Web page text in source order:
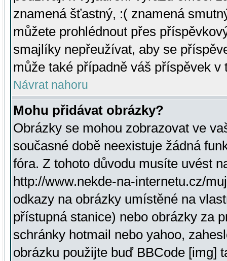
znamená šťastný, :( znamená
můžete prohlédnout přes
smajlíky nepřeužívat, aby se
může také případně váš příspěvek v
Návrat nahoru
Mohu přidávat obrázky?
Obrázky se mohou zobrazovat ve
současné době neexistuje žádná
fóra. Z tohoto důvodu musíte uvést
http://www.nekde-na-internetu.cz/
odkazy na obrázky umístěné na
přístupná stanice) nebo obrázky za
schránky hotmail nebo yahoo,
obrázku použijte buď BBCode [img]